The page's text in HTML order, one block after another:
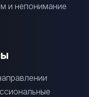
и непонимание